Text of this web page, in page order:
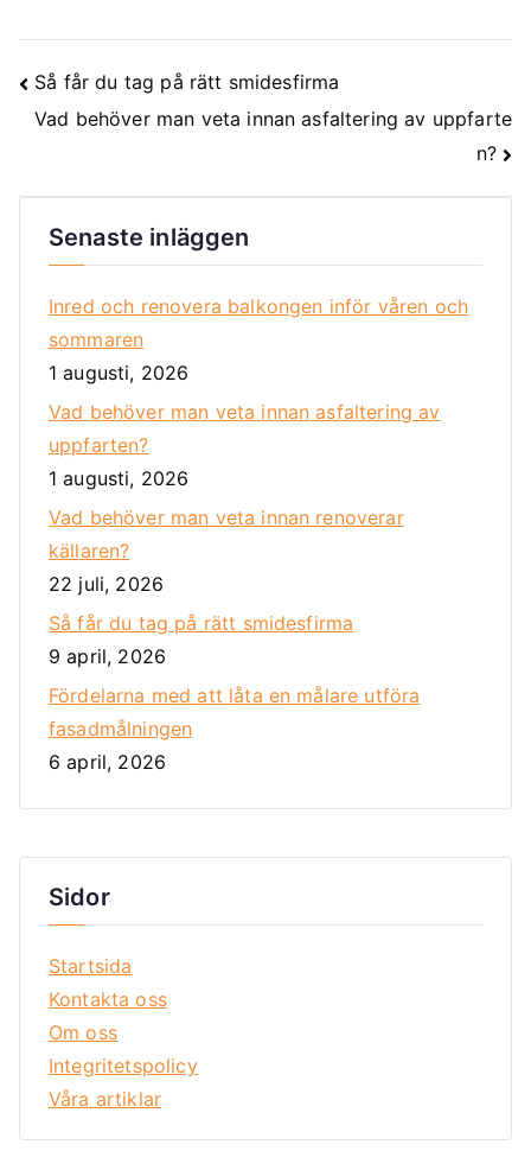
Så får du tag på rätt smidesfirma
Vad behöver man veta innan asfaltering av uppfarte
n?
Senaste inläggen
Inred och renovera balkongen inför våren och
sommaren
1 augusti, 2026
Vad behöver man veta innan asfaltering av
uppfarten?
1 augusti, 2026
Vad behöver man veta innan renoverar
källaren?
22 juli, 2026
Så får du tag på rätt smidesfirma
9 april, 2026
Fördelarna med att låta en målare utföra
fasadmålningen
6 april, 2026
Sidor
Startsida
Kontakta oss
Om oss
Integritetspolicy
Våra artiklar